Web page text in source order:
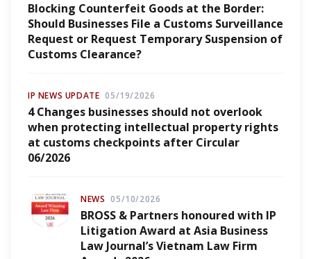
Blocking Counterfeit Goods at the Border:
Should Businesses File a Customs Surveillance
Request or Request Temporary Suspension of
Customs Clearance?
IP NEWS UPDATE 05/19/2026
4 Changes businesses should not overlook
when protecting intellectual property rights
at customs checkpoints after Circular
06/2026
NEWS 05/10/2026
BROSS & Partners honoured with IP
Litigation Award at Asia Business
Law Journal’s Vietnam Law Firm